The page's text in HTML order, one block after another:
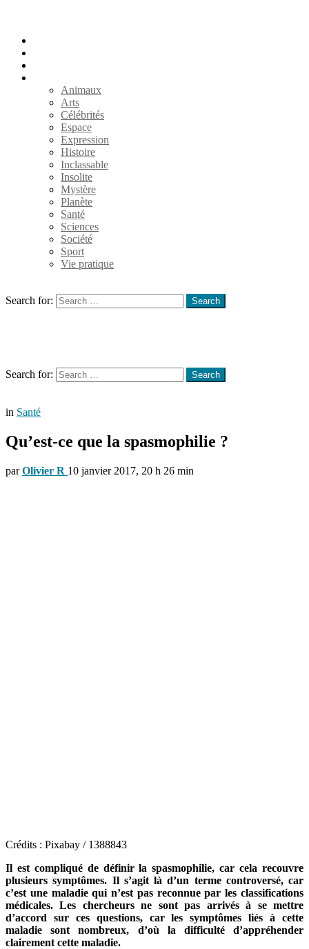
Animaux
Arts
Célébrités
Espace
Expression
Histoire
Inclassable
Insolite
Mystère
Planète
Santé
Sciences
Société
Sport
Vie pratique
Search for:
Search
Search for:
Search
in Santé
Qu’est-ce que la spasmophilie ?
par Olivier R 10 janvier 2017, 20 h 26 min
Crédits : Pixabay / 1388843
Il est compliqué de définir la spasmophilie, car cela recouvre
plusieurs symptômes. Il s’agit là d’un terme controversé, car
c’est une maladie qui n’est pas reconnue par les classifications
médicales. Les chercheurs ne sont pas arrivés à se mettre
d’accord sur ces questions, car les symptômes liés à cette
maladie sont nombreux, d’où la difficulté d’appréhender
clairement cette maladie.